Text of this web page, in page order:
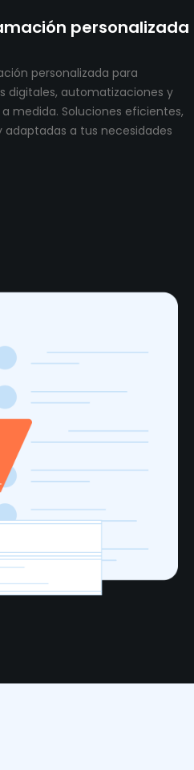
personalizada
personalizada para
digitales, automatizaciones y
medida. Soluciones eficientes,
adaptadas a tus necesidades